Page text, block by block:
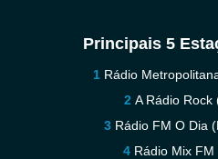
Principais 5
Rádio
A Rádio Rock
Rádio FM O Dia
Rádio Mix FM